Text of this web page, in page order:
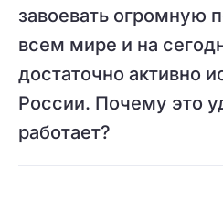
завоевать огромную
всем мире и на
достаточно активно
России. Почему это
работает?